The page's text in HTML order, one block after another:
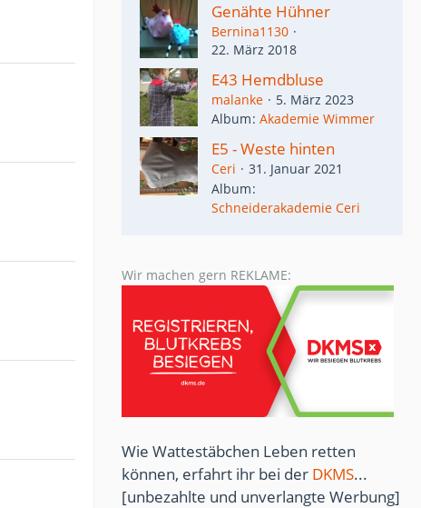
Genähte Hühner
Bernina1130
22. März 2018
E43 Hemdbluse
malanke
5. März 2023
Album Akademie Wimmer
E5 - Weste hinten
Ceri
31. Januar 2021
Album
Schneiderakademie Ceri
Wir machen gern REKLAME:
Wie Wattestäbchen Leben retten
können, erfahrt ihr bei der DKMS...
[unbezahlte und unverlangte Werbung]